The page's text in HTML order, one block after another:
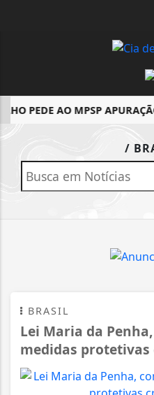
PEDE AO MPSP
/
BRASIL
Lei Maria da
medidas protetivas